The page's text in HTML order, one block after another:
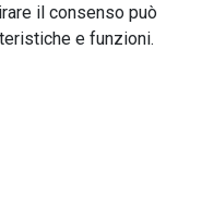
il consenso può
e funzioni.